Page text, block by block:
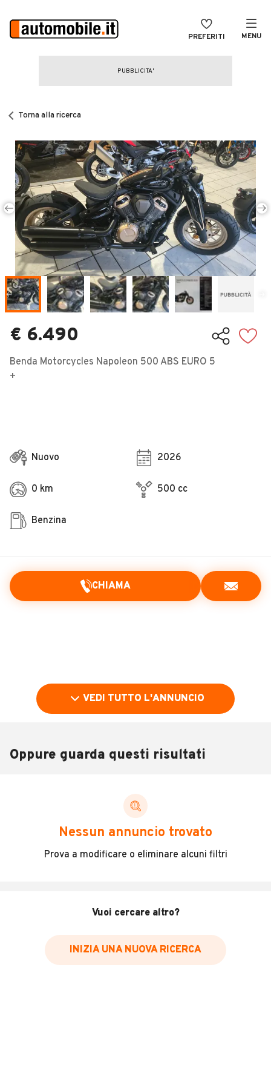
PREFERITI MENU
CERCA
Auto Nuove
Noleggio a lungo termine
Auto d'epoca
Moto
Camper
Veicoli Commerciali
Concessionari
Torna alla ricerca
€ 6.490
Benda Motorcycles Napoleon 500 ABS EURO 5
+
Nuovo 2026
0 km 500 cc
Benzina
CHIAMA
BENDA 500 NAPOLEON BOB ABS EURO 5 +
~Altre Marche
VEDI TUTTO L'ANNUNCIO
Oppure guarda questi risultati
Nessun annuncio trovato
Prova a modificare o eliminare alcuni filtri
Vuoi cercare altro?
INIZIA UNA NUOVA RICERCA